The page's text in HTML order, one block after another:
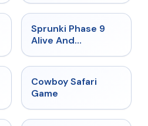
★
Sprunki Phase 9
Alive And
Cowboy Safari
Game